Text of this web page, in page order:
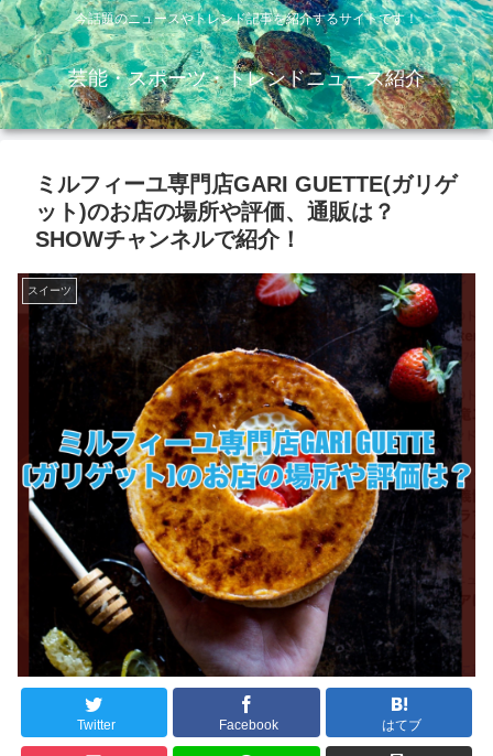
今話題のニュースやトレンド記事を紹介するサイトです！
芸能・スポーツ・トレンドニュース紹介
ミルフィーユ専門店GARI GUETTE(ガリゲ
ット)のお店の場所や評価、通販は？
SHOWチャンネルで紹介！
スイーツ
Twitter Facebook はてブ